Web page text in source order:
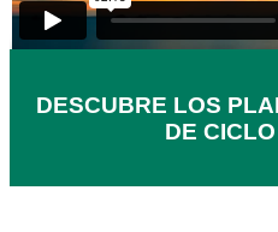
DESCUBRE LOS
DE